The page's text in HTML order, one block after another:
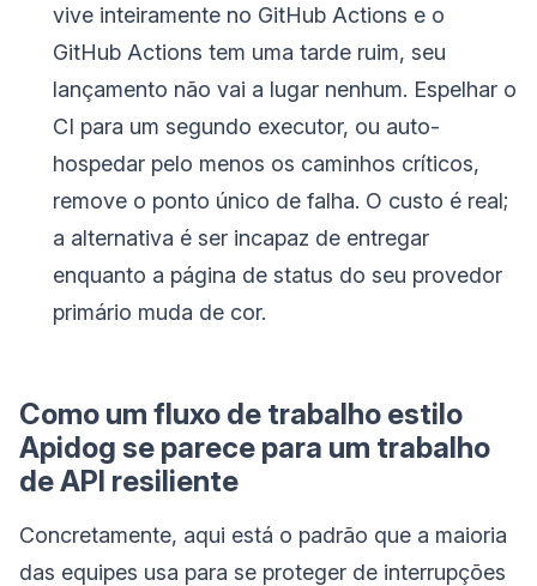
vive inteiramente no GitHub Actions e o
GitHub Actions tem uma tarde ruim, seu
lançamento não vai a lugar nenhum. Espelhar o
CI para um segundo executor, ou auto-
hospedar pelo menos os caminhos críticos,
remove o ponto único de falha. O custo é real;
a alternativa é ser incapaz de entregar
enquanto a página de status do seu provedor
primário muda de cor.
Como um fluxo de trabalho estilo
Apidog se parece para um trabalho
de API resiliente
Concretamente, aqui está o padrão que a maioria
das equipes usa para se proteger de interrupções